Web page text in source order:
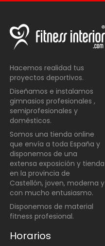
Hacemos realidad tus
proyectos deportivos.
Diseñamos e instalamos
gimnasios profesionales ,
semiprofesionales y
domésticos.
Somos una tienda online
que envía a toda España y
disponemos de una
extensa exposición y tienda
en la provincia de
Castellón, joven, moderna y
con mucho entusiasmo.
Disponemos de material
fitness profesional.
Horarios